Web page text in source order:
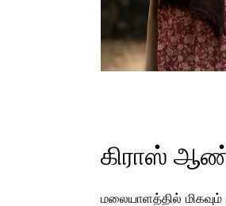
கிராஸ்
மலையாளத்தில்